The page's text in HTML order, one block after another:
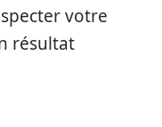
votre
résultat